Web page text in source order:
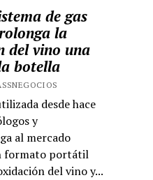
de gas
la
del vino una
botella
desde hace
y
al mercado
formato portátil
del vino y...